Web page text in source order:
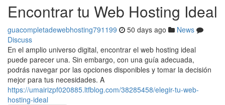
Encontrar tu Web Hosting Ideal
guacompletadewebhosting791199 50 days ago
News
Discuss
En el amplio universo digital, encontrar el web hosting ideal
puede parecer una. Sin embargo, con una guía adecuada,
podrás navegar por las opciones disponibles y tomar la decisión
mejor para tus necesidades. A
https://umairizpf020885.ltfblog.com/38285458/elegir-tu-web-
hosting-ideal